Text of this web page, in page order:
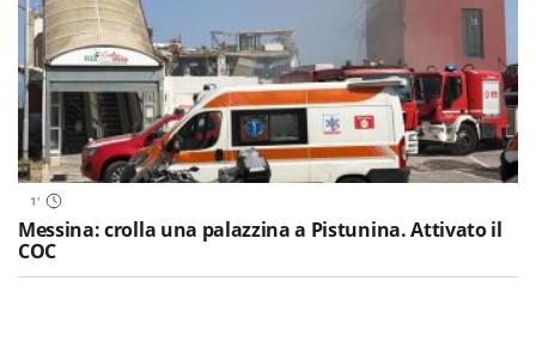
1'
Messina: crolla una palazzina a Pistunina. Attivato il
COC